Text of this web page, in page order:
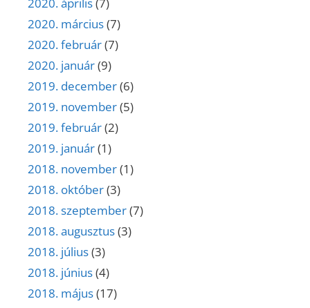
2020. március(7)
2020. február(7)
2020. január(9)
2019. december(6)
2019. november(5)
2019. február(2)
2019. január(1)
2018. november(1)
2018. október(3)
2018. szeptember(7)
2018. augusztus(3)
2018. július(3)
2018. június(4)
2018. május(17)